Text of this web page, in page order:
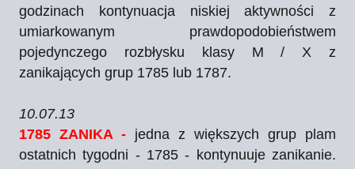
godzinach kontynuacja niskiej aktywności z
umiarkowanym prawdopodobieństwem
pojedynczego rozbłysku klasy M / X z
zanikających grup 1785 lub 1787.
10.07.13
1785 ZANIKA - jedna z większych grup plam
ostatnich tygodni - 1785 - kontynuuje zanikanie.